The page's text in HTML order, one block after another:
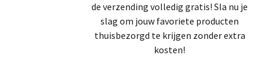
de verzending volledig gratis! Sla nu je
slag om jouw favoriete producten
thuisbezorgd te krijgen zonder extra
kosten!